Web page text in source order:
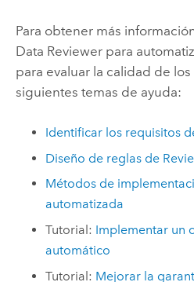
Para obtener más
Data Reviewerpara
para evaluar la calidad de
siguientes temas de ayuda:
Identificar los requisitos
Diseño de reglas de
Métodos de
automatizada
Tutorial: Implementar un
automático
Tutorial: Mejorar la